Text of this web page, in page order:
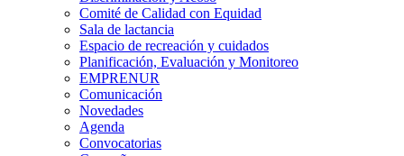
Comité de Calidad con Equidad
Sala de lactancia
Espacio de recreación y cuidados
Planificación, Evaluación y Monitoreo
EMPRENUR
Comunicación
Novedades
Agenda
Convocatorias